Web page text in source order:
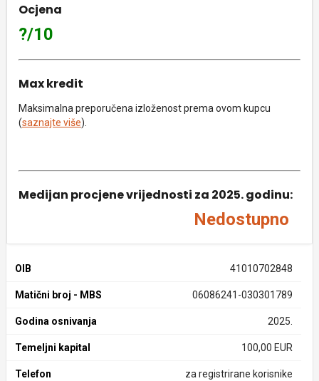
Ocjena
?/10
Max kredit
Maksimalna preporučena izloženost prema ovom kupcu
(saznajte više).
Medijan procjene vrijednosti za 2025. godinu:
Nedostupno
OIB 41010702848
Matični broj - MBS 06086241-030301789
Godina osnivanja 2025.
Temeljni kapital 100,00 EUR
Telefon za registrirane korisnike